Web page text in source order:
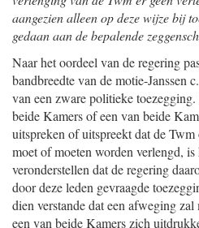
aangezien alleen op deze wijze bij
gedaan aan de bepalende
Naar het oordeel van de regering
bandbreedte van de motie-Janssen
van een zware politieke
beide Kamers of een van beide
uitspreken of uitspreekt dat de
moet of moeten worden verlengd,
veronderstellen dat de regering
door deze leden gevraagde
dien verstande dat een afweging
een van beide Kamers zich